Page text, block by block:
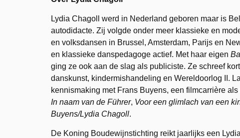
Lydia Chagoll werd in Nederland geboren maar is
autodidacte. Zij volgde onder meer klassieke en
en volksdansen in Brussel, Amsterdam, Parijs en
en klassieke danspedagoge actief. Met haar eigen
ging ze ook aan de slag als publiciste. Ze schreef
danskunst, kindermishandeling en Wereldoorlog II.
kennismaking met Frans Buyens, een filmcarrière
In naam van de Führer, Voor een glimlach van een
Buyens/Lydia Chagoll.
De Koning Boudewijnstichting reikt jaarlijks een